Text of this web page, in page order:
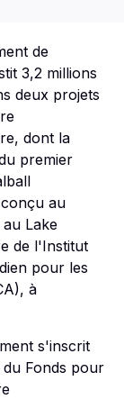
de
3,2 millions
deux projets
dont la
premier
au
au Lake
de l'Institut
pour les
à
s'inscrit
Fonds pour